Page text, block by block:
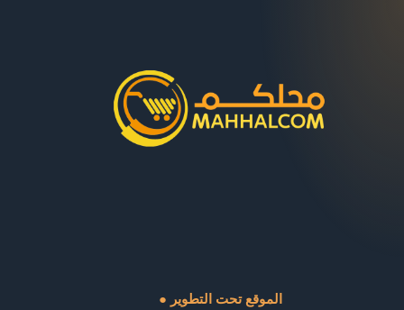
● الموقع تحت التطوير